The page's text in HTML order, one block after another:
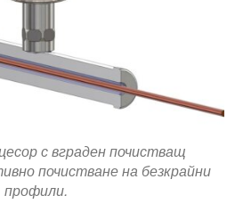
с вграден почистващ
почистване на безкрайни
профили.